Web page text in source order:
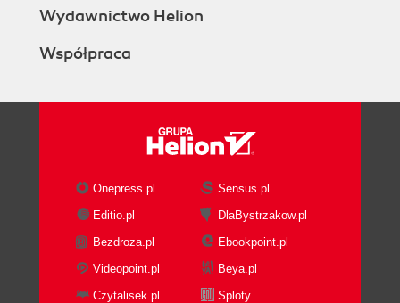
Wydawnictwo Helion
Współpraca
Onepress.pl
Sensus.pl
Editio.pl
DlaBystrzakow.pl
Bezdroza.pl
Ebookpoint.pl
Videopoint.pl
Beya.pl
Czytalisek.pl
Sploty